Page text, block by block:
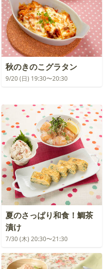
秋のきのこグラタン
9/20 (日) 19:30〜20:30
夏のさっぱり和食！鯛茶
漬け
7/30 (木) 20:30〜21:30